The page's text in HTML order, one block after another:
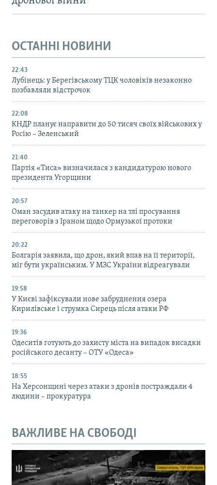
ОСТАННІ НОВИНИ
22:43
Лубінець: у Берегівському ТЦК чоловіків незаконно
позбавляли відстрочок
22:08
КНДР планує направити до 50 тисяч своїх військових у
Росію – Зеленський
21:40
Партія «Тиса» визначилася з кандидатурою нового
президента Угорщини
20:57
Оман засудив атаку на танкер на тлі просування
переговорів з Іраном щодо Ормузької протоки
20:22
Болгарія заявила, що дрон, який впав на її території,
міг бути українським. У МЗС України відреагували
19:58
У Києві зафіксували нове забруднення озера
Кирилівське і струмка Сирець після атаки РФ
19:36
Одеситів готують до захисту міста на випадок висадки
російського десанту – ОТУ «Одеса»
18:55
На Херсонщині через атаки з дронів постраждали 4
людини – прокуратура
ВАЖЛИВЕ НА СВОБОДІ